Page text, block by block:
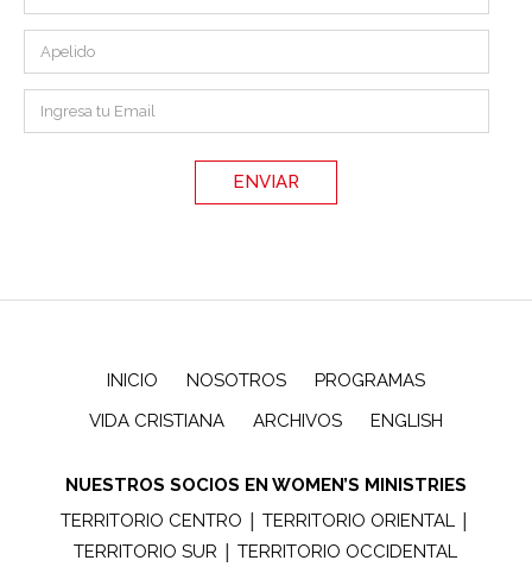
INICIO NOSOTROS
PROGRAMAS
VIDA CRISTIANA
ARCHIVOS ENGLISH
NUESTROS SOCIOS EN WOMEN’S MINISTRIES
TERRITORIO CENTRO |TERRITORIO ORIENTAL |
TERRITORIO SUR |TERRITORIO OCCIDENTAL